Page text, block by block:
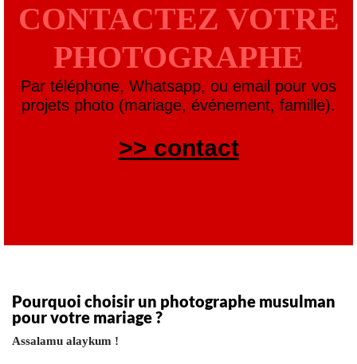
CONTACTEZ VOTRE
PHOTOGRAPHE
Par téléphone, Whatsapp, ou email pour vos
projets photo (mariage, événement, famille).
>> contact
Pourquoi choisir un photographe musulman
pour votre mariage ?
Assalamu alaykum !